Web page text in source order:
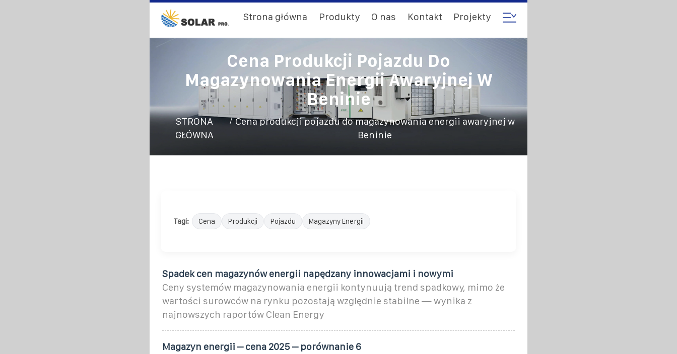
Strona główna Produkty O nas Kontakt Projekty
Cena Produkcji Pojazdu Do
Magazynowania Energii Awaryjnej W
Beninie
STRONA
GŁÓWNA
/ Cena produkcji pojazdu do magazynowania energii awaryjnej w
Beninie
Tagi: Cena Produkcji Pojazdu Magazyny Energii
Spadek cen magazynów energii napędzany innowacjami i nowymi
Ceny systemów magazynowania energii kontynuują trend spadkowy, mimo że
wartości surowców na rynku pozostają względnie stabilne — wynika z
najnowszych raportów Clean Energy
Magazyn energii – cena 2025 – porównanie 6